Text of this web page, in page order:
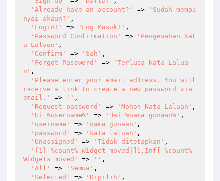
'Already have an account?'
=>
'Sudah mempu
nyai akaun?' ,
'Login!'
=> 'Log Masuk!' ,
'Password Confirmation'
=>
'Pengesahan Kat
a Laluan' ,
'Confirm'
=> 'Sah' ,
'Forgot Password'
=>
'Terlupa Kata Lalua
n' ,
'Please enter your email address. You will
receive a link to create a new password via
email.'
=> '' ,
'Request password'
=> 'Mohon Kata Laluan' ,
'Hi %username%'
=> 'Hai %nama gunaan%' ,
'username'
=> 'nama gunaan' ,
'password'
=> 'kata laluan' ,
'Unassigned'
=> 'Tidak ditetapkan' ,
'{1} %count% Widget moved|]1,Inf[ %count%
Widgets moved'
=> '' ,
'All'
=> 'Semua' ,
'Selected'
=> 'Dipilih' ,